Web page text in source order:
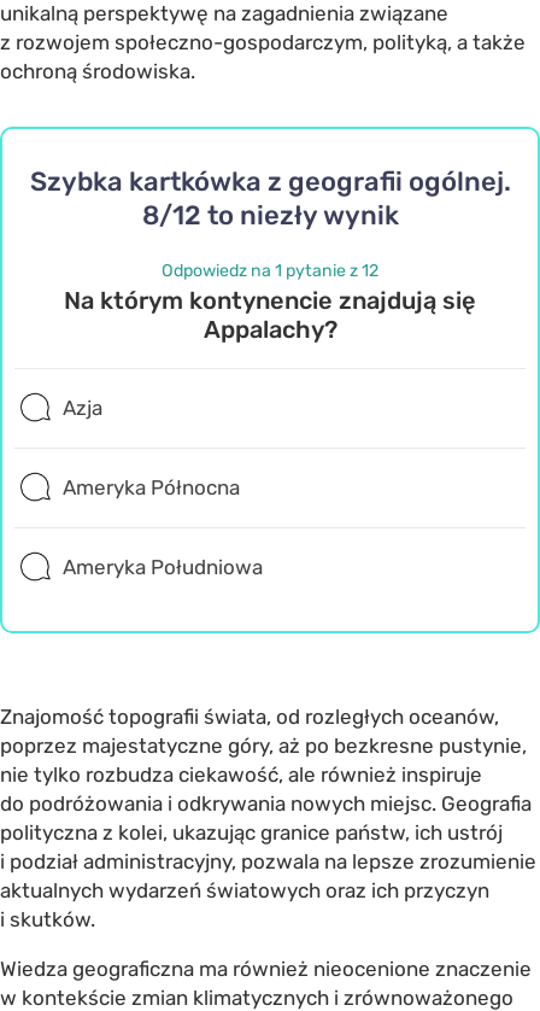
unikalną perspektywę na zagadnienia związane
z rozwojem społeczno-gospodarczym, polityką, a także
ochroną środowiska.
Szybka kartkówka z geografii ogólnej.
8/12 to niezły wynik
Odpowiedz na 1 pytanie z 12
Na którym kontynencie znajdują się
Appalachy?
Azja
Ameryka Północna
Ameryka Południowa
Znajomość topografii świata, od rozległych oceanów,
poprzez majestatyczne góry, aż po bezkresne pustynie,
nie tylko rozbudza ciekawość, ale również inspiruje
do podróżowania i odkrywania nowych miejsc. Geografia
polityczna z kolei, ukazując granice państw, ich ustrój
i podział administracyjny, pozwala na lepsze zrozumienie
aktualnych wydarzeń światowych oraz ich przyczyn
i skutków.
Wiedza geograficzna ma również nieocenione znaczenie
w kontekście zmian klimatycznych i zrównoważonego